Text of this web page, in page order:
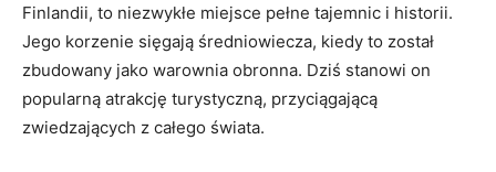
Finlandii, to niezwykłe⁢ miejsce pełne ⁤tajemnic ⁣i ‌historii.
Jego korzenie sięgają średniowiecza, kiedy to ‌został
zbudowany jako​ warownia obronna. Dziś stanowi on
popularną atrakcję turystyczną, przyciągającą
zwiedzających z całego świata.